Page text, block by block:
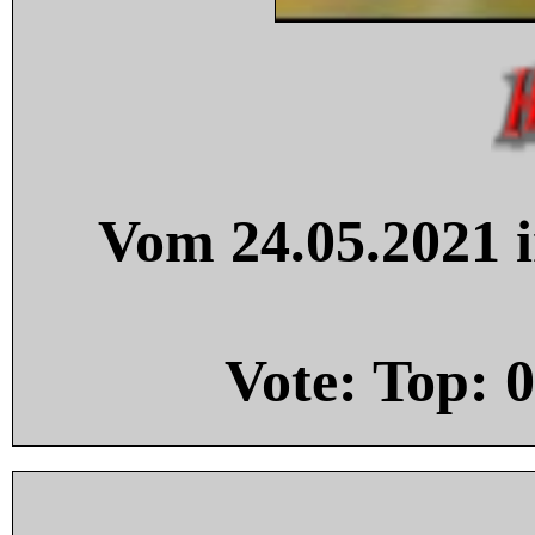
Vom
Vote: Top: 0